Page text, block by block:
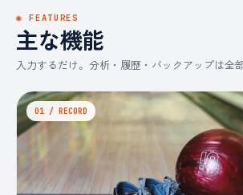
◉ FEATURES
主な機能
入力するだけ。分析・履歴・バックアップは全部
01 / RECORD